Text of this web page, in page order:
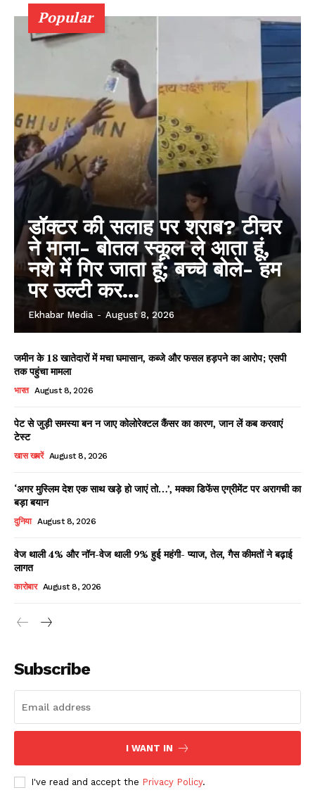
Popular
डॉक्टर की सलाह पर शराब? टीचर
ने माना- बोतल स्कूल ले आता हूं,
नशे में गिर जाता हूं; बच्चे बोले- हम
पर उल्टी कर...
Ekhabar Media - August 8, 2026
जमीन के 18 खातेदारों में मचा घमासान, कब्जे और फसल हड़पने का आरोप; एसपी
तक पहुंचा मामला
भारत August 8, 2026
पेट से जुड़ी समस्या बन न जाए कोलोरेक्टल कैंसर का कारण, जान लें कब करवाएं
टेस्ट
खास खबरें August 8, 2026
‘अगर मुस्लिम देश एक साथ खड़े हो जाएं तो…’, मक्का डिफेंस एग्रीमेंट पर अरागची का
बड़ा बयान
दुनिया August 8, 2026
वेज थाली 4% और नॉन-वेज थाली 9% हुई महंगी- प्याज, तेल, गैस कीमतों ने बढ़ाई
लागत
कारोबार August 8, 2026
Subscribe
I WANT IN
I've read and accept the Privacy Policy.